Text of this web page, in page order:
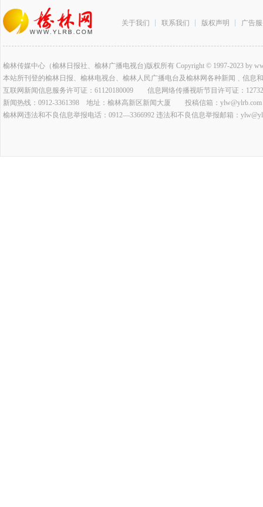
关于我们 联系我们 版权声明 广告
榆林传媒中心（榆林日报社、榆林广播电视台)版权所有 Copyright © 1997-2023 by
本站所刊登的榆林日报、榆林电视台、榆林人民广播电台及榆林网各种新闻﹑信
互联网新闻信息服务许可证：61120180009 信息网络传播视听节目许可证：
新闻热线：0912-3361398 地址：榆林高新区新闻大厦 投稿信箱：ylw@ylrb.com
榆林网违法和不良信息举报电话：0912—3366992 违法和不良信息举报邮箱：